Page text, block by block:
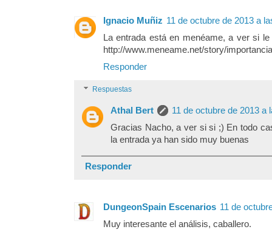
Ignacio Muñiz 11 de octubre de 2013 a
La entrada está en menéame, a ver si
http://www.meneame.net/story/
Responder
Respuestas
Athal Bert
11 de octubre de 2013 a
Gracias Nacho, a ver si si ;) En todo
la entrada ya han sido muy buenas
Responder
DungeonSpain Escenarios 11 de
Muy interesante el análisis, caballero.